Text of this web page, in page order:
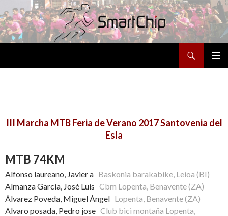
III Marcha MTB Feria de Verano 2017 Santovenia del
Esla
MTB 74KM
Alfonso laureano, Javier a Baskonia barakabike, Leioa (BI)
Almanza García, José Luis Cbm Lopenta, Benavente (ZA)
Álvarez Poveda, Miguel Ángel Lopenta, Benavente (ZA)
Alvaro posada, Pedro jose Club bici montaña Lopenta,